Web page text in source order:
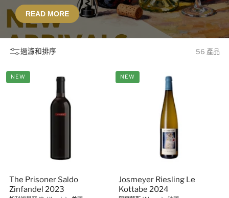
釀售罄前入手，率先探索備受追捧的名莊新作與新晉釀酒新
星。READ MORE
過濾和排序 56 產品
NEW
The Prisoner Saldo
Zinfandel 2023
NEW
Josmeyer Riesling Le
Kottabe 2024